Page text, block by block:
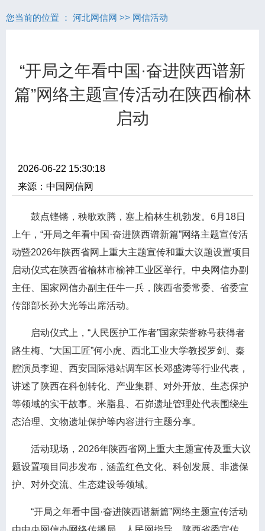
您当前的位置 ： 河北网信网 >> 网信活动
“开局之年看中国·奋进陕西谱新
篇”网络主题宣传活动在陕西榆林
启动
2026-06-22 15:30:18
来源：中国网信网
鼓点铿锵，秧歌欢腾，塞上榆林生机勃发。6月18日
上午，“开局之年看中国·奋进陕西谱新篇”网络主题宣传活
动暨2026年陕西省网上重大主题宣传和重大议题设置项目
启动仪式在陕西省榆林市榆神工业区举行。中央网信办副
主任、国家网信办副主任牛一兵，陕西省委常委、省委宣
传部部长孙大光等出席活动。
启动仪式上，“人民医护工作者”国家荣誉称号获得者
路生梅、“大国工匠”何小虎、西北工业大学教授罗剑、秦
腔演员李迎、西安国际港站调车区长邓盛涛等行业代表，
讲述了陕西在科创转化、产业集群、对外开放、生态保护
等领域的实干故事。米脂县、石峁遗址管理处代表围绕生
态治理、文物遗址保护等内容进行主题分享。
活动现场，2026年陕西省网上重大主题宣传及重大议
题设置项目同步发布，涵盖红色文化、科创发展、非遗保
护、对外交流、生态建设等领域。
“开局之年看中国·奋进陕西谱新篇”网络主题宣传活动